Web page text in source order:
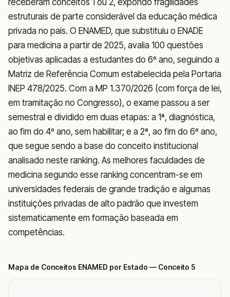
receberam conceitos 1 ou 2, expondo fragilidades
estruturais de parte considerável da educação médica
privada no país. O ENAMED, que substituiu o ENADE
para medicina a partir de 2025, avalia 100 questões
objetivas aplicadas a estudantes do 6º ano, seguindo a
Matriz de Referência Comum estabelecida pela Portaria
INEP 478/2025. Com a MP 1.370/2026 (com força de lei,
em tramitação no Congresso), o exame passou a ser
semestral e dividido em duas etapas: a 1ª, diagnóstica,
ao fim do 4º ano, sem habilitar; e a 2ª, ao fim do 6º ano,
que segue sendo a base do conceito institucional
analisado neste ranking. As melhores faculdades de
medicina segundo esse ranking concentram-se em
universidades federais de grande tradição e algumas
instituições privadas de alto padrão que investem
sistematicamente em formação baseada em
competências.
Mapa de Conceitos ENAMED por Estado — Conceito 5